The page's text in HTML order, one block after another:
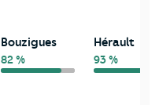
Bouzigues
82 %
Hérault
93 %